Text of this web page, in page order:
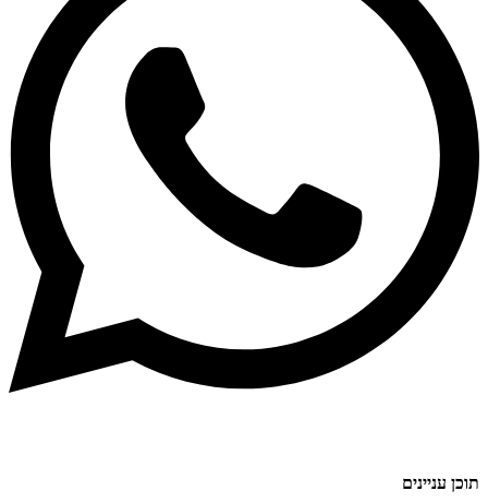
תוכן עניינים